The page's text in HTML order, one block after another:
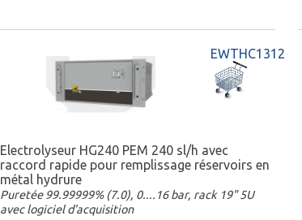
EWTHC1312
Electrolyseur HG240 PEM 240 sl/h avec
raccord rapide pour remplissage réservoirs en
métal hydrure
Puretée 99.99999% (7.0), 0....16 bar, rack 19" 5U
avec logiciel d'acquisition